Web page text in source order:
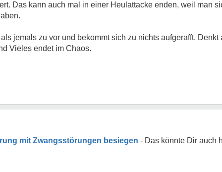
Das kann auch mal in einer Heulattacke enden, weil man
jemals zu vor und bekommt sich zu nichts aufgerafft.
Vieles endet im Chaos.
mit Zwangsstörungen besiegen